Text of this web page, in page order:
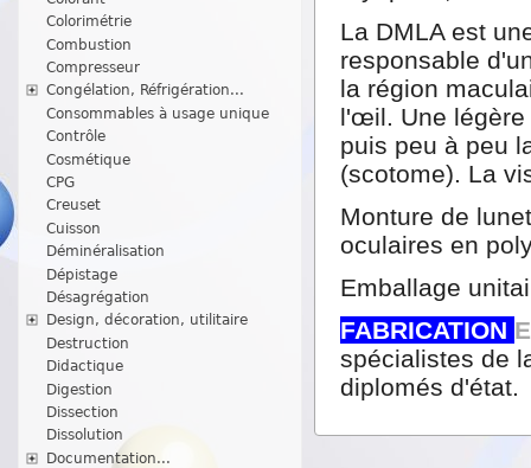
Colorimétrie
Combustion
Compresseur
Congélation, Réfrigération...
Consommables à usage unique
Contrôle
Cosmétique
CPG
Creuset
Cuisson
Déminéralisation
Dépistage
Désagrégation
Design, décoration, utilitaire
Destruction
Didactique
Digestion
Dissection
Dissolution
Documentation...
La DMLA est
responsable
la région
l'œil. Une légère
puis peu à peu
(scotome). La
Monture de
oculaires en
Emballage
FABRICATION
spécialistes de
diplomés d'état.